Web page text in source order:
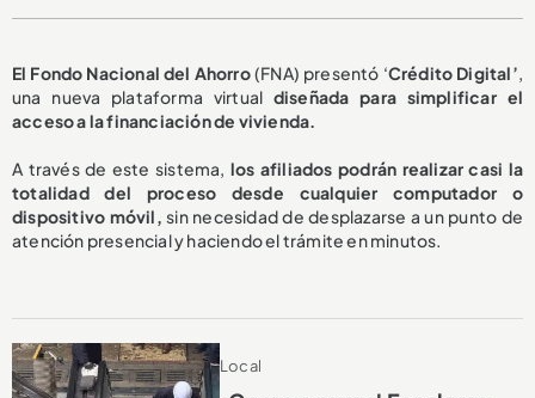
El Fondo Nacional del Ahorro(FNA) presentó ‘Crédito Digital’,
una nueva plataforma virtual diseñada para simplificar el
acceso a la financiación de vivienda.
A través de este sistema, los afiliados podrán realizar casi la
totalidad del proceso desde cualquier computador o
dispositivo móvil, sin necesidad de desplazarse a un punto de
atención presencial y haciendo el trámite en minutos.
Local